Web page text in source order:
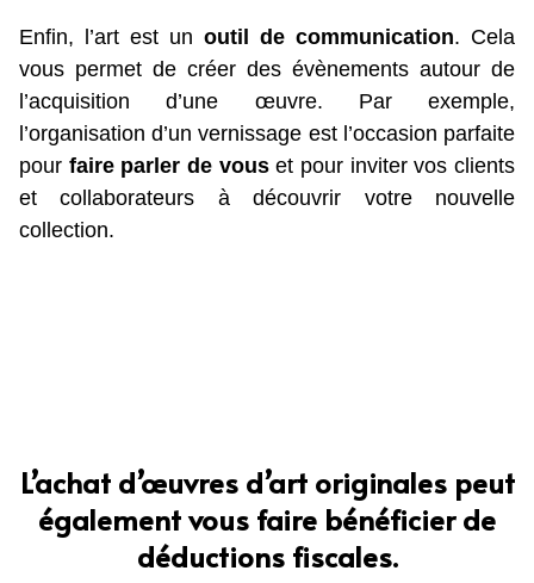
Enfin, l’art est un outil de communication. Cela
vous permet de créer des évènements autour de
l’acquisition d’une œuvre. Par exemple,
l’organisation d’un vernissage est l’occasion parfaite
pour faire parler de vouset pour inviter vos clients
et collaborateurs à découvrir votre nouvelle
collection.
L’achat d’œuvres d’art originales peut
également vous faire bénéficier de
déductions fiscales.